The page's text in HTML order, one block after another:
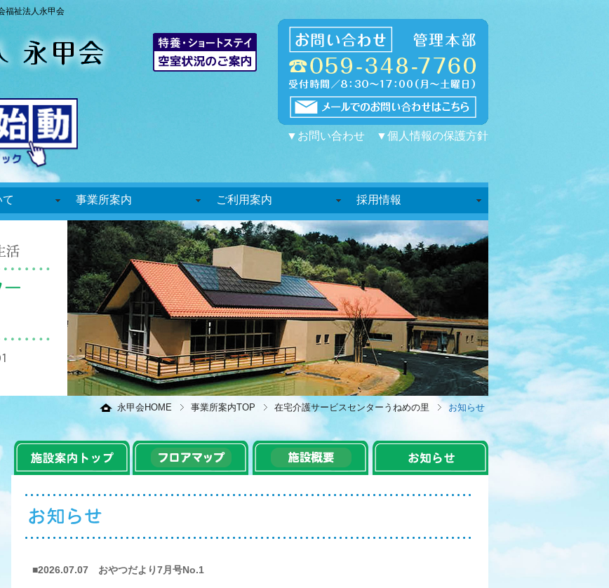
福祉法人永甲会
▼お問い合わせ ▼個人情報の保護方針
事業所案内 ご利用案内 採用情報
永甲会HOME 事業所案内TOP 在宅介護サービスセンターうねめの里 お知らせ
■2026.07.07 おやつだより7月号No.1